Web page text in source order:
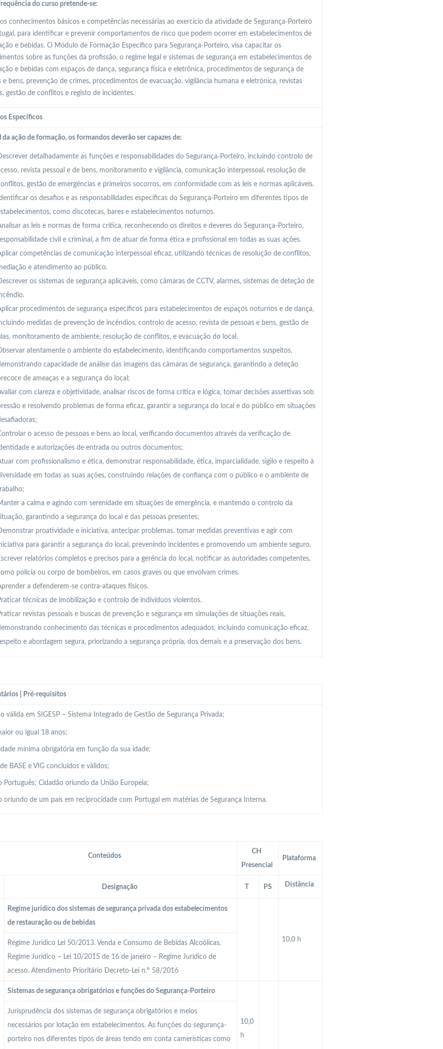
do curso pretende-se:
conhecimentos básicos e competências necessárias ao exercício da atividade de Segurança-Porteiro
para identificar e prevenir comportamentos de risco que podem ocorrer em estabelecimentos de
e bebidas. O Módulo de Formação Específico para Segurança-Porteiro, visa capacitar os
sobre as funções da profissão, o regime legal e sistemas de segurança em estabelecimentos de
e bebidas com espaços de dança, segurança física e eletrónica, procedimentos de segurança de
e bens, prevenção de crimes, procedimentos de evacuação, vigilância humana e eletrónica, revistas
gestão de conflitos e registo de incidentes.
Específicos
da ação de formação, os formandos deverão ser capazes de:
detalhadamente as funções e responsabilidades do Segurança-Porteiro, incluindo controlo de
revista pessoal e de bens, monitoramento e vigilância, comunicação interpessoal, resolução de
gestão de emergências e primeiros socorros, em conformidade com as leis e normas aplicáveis.
os desafios e as responsabilidades específicas do Segurança-Porteiro em diferentes tipos de
como discotecas, bares e estabelecimentos noturnos.
as leis e normas de forma crítica, reconhecendo os direitos e deveres do Segurança-Porteiro,
civil e criminal, a fim de atuar de forma ética e profissional em todas as suas ações.
competências de comunicação interpessoal eficaz, utilizando técnicas de resolução de conflitos,
e atendimento ao público.
os sistemas de segurança aplicáveis, como câmaras de CCTV, alarmes, sistemas de deteção de
procedimentos de segurança específicos para estabelecimentos de espaços noturnos e de dança,
medidas de prevenção de incêndios, controlo de acesso, revista de pessoas e bens, gestão de
monitoramento de ambiente, resolução de conflitos, e evacuação do local.
atentamente o ambiente do estabelecimento, identificando comportamentos suspeitos,
capacidade de análise das imagens das câmaras de segurança, garantindo a deteção
de ameaças e a segurança do local;
com clareza e objetividade, analisar riscos de forma crítica e lógica, tomar decisões assertivas sob
e resolvendo problemas de forma eficaz, garantir a segurança do local e do público em situações
o acesso de pessoas e bens ao local, verificando documentos através da verificação de
e autorizações de entrada ou outros documentos;
com profissionalismo e ética, demonstrar responsabilidade, ética, imparcialidade, sigilo e respeito à
em todas as suas ações, construindo relações de confiança com o público e o ambiente de
a calma e agindo com serenidade em situações de emergência, e mantendo o controlo da
garantindo a segurança do local e das pessoas presentes;
proatividade e iniciativa, antecipar problemas, tomar medidas preventivas e agir com
para garantir a segurança do local, prevenindo incidentes e promovendo um ambiente seguro.
relatórios completos e precisos para a gerência do local, notificar as autoridades competentes,
polícia ou corpo de bombeiros, em casos graves ou que envolvam crimes.
a defenderem-se contra-ataques físicos.
técnicas de imobilização e controlo de indivíduos violentos.
revistas pessoais e buscas de prevenção e segurança em simulações de situações reais,
conhecimento das técnicas e procedimentos adequados, incluindo comunicação eficaz,
e abordagem segura, priorizando a segurança própria, dos demais e a preservação dos bens.
| Pré-requisitos
válida em SIGESP – Sistema Integrado de Gestão de Segurança Privada;
ou igual 18 anos;
mínima obrigatória em função da sua idade;
BASE e VIG concluídos e válidos;
Português; Cidadão oriundo da União Europeia;
oriundo de um país em reciprocidade com Portugal em matérias de Segurança Interna.
Conteúdos
CH
Presencial
Plataforma
Designação PS Distância
Regime jurídico dos sistemas de segurança privada dos estabelecimentos
de restauração ou de bebidas
10,0 h
Regime Jurídico Lei 50/2013. Venda e Consumo de Bebidas Alcoólicas.
Regime Jurídico – Lei 10/2015 de 16 de janeiro – Regime Jurídico de
acesso. Atendimento Prioritário Decreto-Lei n.º 58/2016
Sistemas de segurança obrigatórios e funções do Segurança-Porteiro
10,0
h
Jurisprudência dos sistemas de segurança obrigatórios e meios
necessários por lotação em estabelecimentos. As funções do segurança-
porteiro nos diferentes tipos de áreas tendo em conta camerísticas como